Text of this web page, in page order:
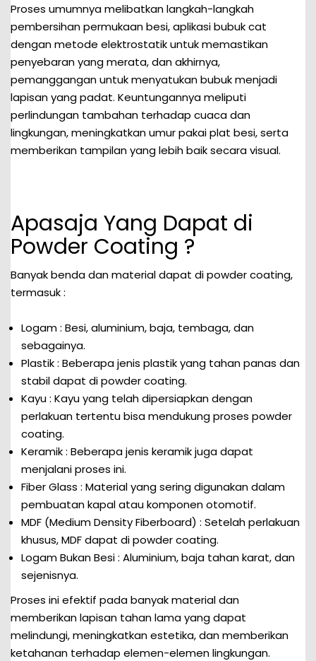
Proses umumnya melibatkan langkah-langkah
pembersihan permukaan besi, aplikasi bubuk cat
dengan metode elektrostatik untuk memastikan
penyebaran yang merata, dan akhirnya,
pemanggangan untuk menyatukan bubuk menjadi
lapisan yang padat. Keuntungannya meliputi
perlindungan tambahan terhadap cuaca dan
lingkungan, meningkatkan umur pakai plat besi, serta
memberikan tampilan yang lebih baik secara visual.
Apasaja Yang Dapat di
Powder Coating ?
Banyak benda dan material dapat di powder coating,
termasuk :
Logam : Besi, aluminium, baja, tembaga, dan
sebagainya.
Plastik : Beberapa jenis plastik yang tahan panas dan
stabil dapat di powder coating.
Kayu : Kayu yang telah dipersiapkan dengan
perlakuan tertentu bisa mendukung proses powder
coating.
Keramik : Beberapa jenis keramik juga dapat
menjalani proses ini.
Fiber Glass : Material yang sering digunakan dalam
pembuatan kapal atau komponen otomotif.
MDF (Medium Density Fiberboard) : Setelah perlakuan
khusus, MDF dapat di powder coating.
Logam Bukan Besi : Aluminium, baja tahan karat, dan
sejenisnya.
Proses ini efektif pada banyak material dan
memberikan lapisan tahan lama yang dapat
melindungi, meningkatkan estetika, dan memberikan
ketahanan terhadap elemen-elemen lingkungan.